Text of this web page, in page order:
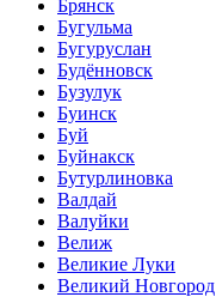
Брянск
Бугульма
Бугуруслан
Будённовск
Бузулук
Буинск
Буй
Буйнакск
Бутурлиновка
Валдай
Валуйки
Велиж
Великие Луки
Великий Новгород